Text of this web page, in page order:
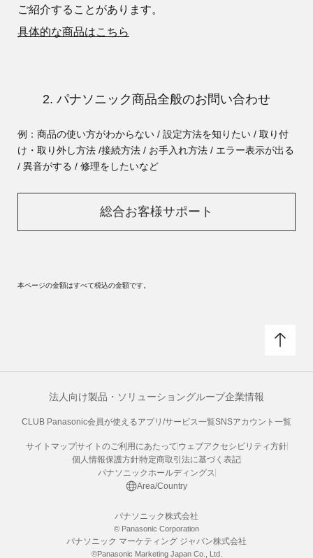
ご紹介することがあります。
具体的な商品はこちら
2. パナソニック商品全般のお問い合わせ
例：商品の使い方がわからない / 設定方法を知りたい / 取り付
け・取り外し方法 /接続方法 / お手入れ方法 / エラー表示が出る
/ 異音がする / 修理をしたいなど
総合お客様サポート
本ページの金額はすべて税込の金額です。
法人向け製品・ソリューショングループ企業情報
CLUB Panasonic会員が使えるアプリ/サービス一覧SNSアカウント一覧
サイトマップサイトのご利用にあたって ウェブアクセシビリティ方針
個人情報保護方針特定商取引法に基づく表記
パナソニックホールディングス
Area/Country
パナソニック株式会社
© Panasonic Corporation
パナソニック マーケティング ジャパン株式会社
©Panasonic Marketing Japan Co., Ltd.